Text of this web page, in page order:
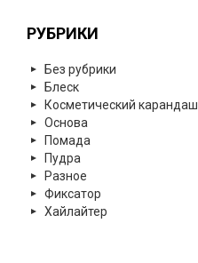
РУБРИКИ
Без рубрики
Блеск
Косметический карандаш
Основа
Помада
Пудра
Разное
Фиксатор
Хайлайтер